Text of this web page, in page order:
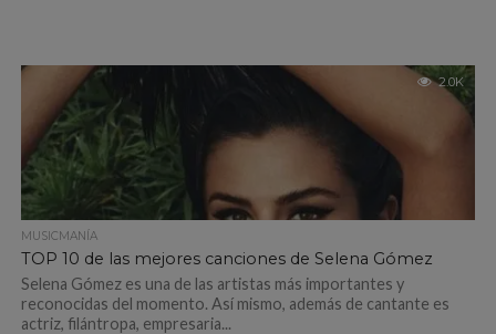
2.0K
MUSICMANÍA
TOP 10 de las mejores canciones de Selena Gómez
Selena Gómez es una de las artistas más importantes y
reconocidas del momento. Así mismo, además de cantante es
actriz, filántropa, empresaria...